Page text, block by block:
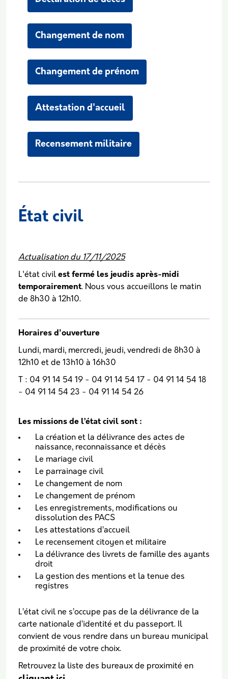
Changement de nom
Changement de prénom
Attestation d'accueil
Recensement militaire
État civil
Body
Actualisation du 17/11/2025
L'état civilest fermé les jeudis après-midi
temporairement. Nous vous accueillons le matin
de 8h30 à 12h10.
Horaires d'ouverture
Lundi, mardi, mercredi, jeudi, vendredi de 8h30 à
12h10 et de 13h10 à 16h30
T : 04 91 14 54 19 - 04 91 14 54 17 - 04 91 14 54 18
- 04 91 14 54 23 - 04 91 14 54 26
Les missions de l’état civil sont :
La création et la délivrance des actes de
naissance, reconnaissance et décès
Le mariage civil
Le parrainage civil
Le changement de nom
Le changement de prénom
Les enregistrements, modifications ou
dissolution des PACS
Les attestations d’accueil
Le recensement citoyen et militaire
La délivrance des livrets de famille des ayants
droit
La gestion des mentions et la tenue des
registres
L’état civil ne s’occupe pas de la délivrance de la
carte nationale d’identité et du passeport. Il
convient de vous rendre dans un bureau municipal
de proximité de votre choix.
Retrouvez la liste des bureaux de proximité en